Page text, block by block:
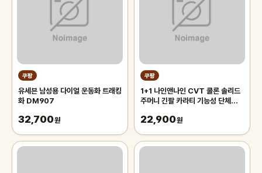
쿠팡
유세븐 남성용 다이얼 운동화 트래킹
화 DM907
32,700원
쿠팡
1+1 나인앤나인 CVT 쿨론 솔리드
주머니 긴팔 카라티 기능성 단체복
22,900원